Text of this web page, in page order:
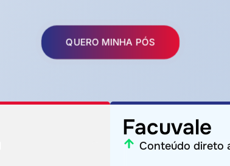
QUERO MINHA PÓS
Facuvale
Conteúdo direto